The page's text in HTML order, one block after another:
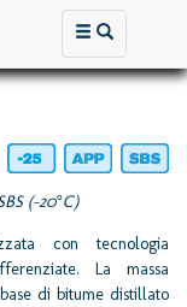
(-20°C)
con tecnologia
La massa
di bitume distillato